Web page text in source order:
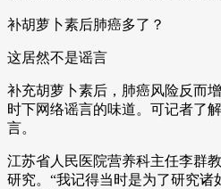
补胡萝卜素后肺癌多了？
这居然不是谣言
补充胡萝卜素后，肺癌风险反而
时下网络谣言的味道。可记者了
言。
江苏省人民医院营养科主任李群
研究。“我记得当时是为了研究诸